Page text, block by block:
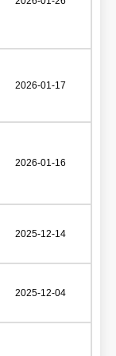
2026-01-17
2026-01-16
2025-12-14
2025-12-04